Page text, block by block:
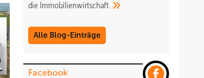
die Immobilienwirtschaft.
Alle Blog-Einträge
Facebook